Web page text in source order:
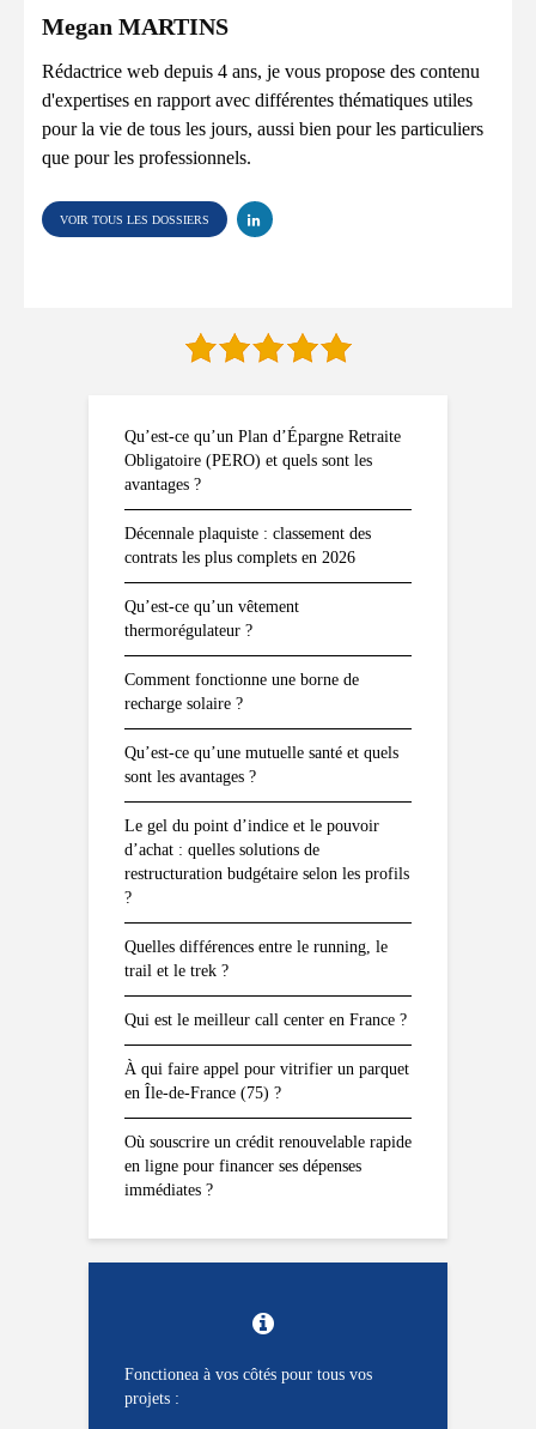
Megan MARTINS
Rédactrice web depuis 4 ans, je vous propose des contenu
d'expertises en rapport avec différentes thématiques utiles
pour la vie de tous les jours, aussi bien pour les particuliers
que pour les professionnels.
VOIR TOUS LES DOSSIERS
Qu’est-ce qu’un Plan d’Épargne Retraite
Obligatoire (PERO) et quels sont les
avantages ?
Décennale plaquiste : classement des
contrats les plus complets en 2026
Qu’est-ce qu’un vêtement
thermorégulateur ?
Comment fonctionne une borne de
recharge solaire ?
Qu’est-ce qu’une mutuelle santé et quels
sont les avantages ?
Le gel du point d’indice et le pouvoir
d’achat : quelles solutions de
restructuration budgétaire selon les profils
?
Quelles différences entre le running, le
trail et le trek ?
Qui est le meilleur call center en France ?
À qui faire appel pour vitrifier un parquet
en Île-de-France (75) ?
Où souscrire un crédit renouvelable rapide
en ligne pour financer ses dépenses
immédiates ?
Fonctionea à vos côtés pour tous vos
projets :